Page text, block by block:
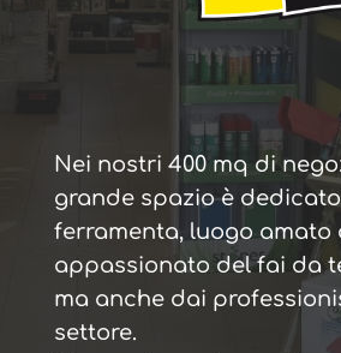
Nei nostri 400 mq di
grande spazio è
ferramenta, luogo amato
appassionato del fai da
ma anche dai
settore.